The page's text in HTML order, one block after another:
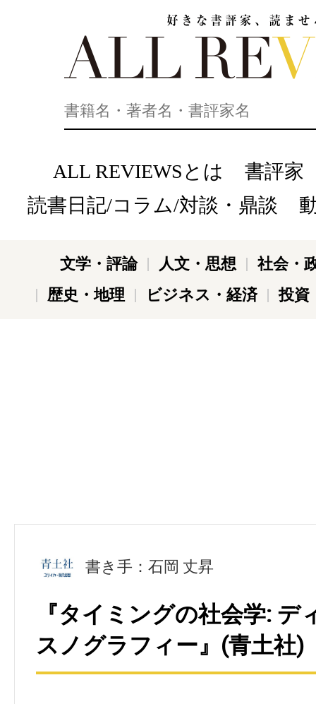
ALL REVIEWSとは
書評家
読書日記/コラム/対談・鼎談
文学・評論 人文・思想
社会・
歴史・地理
ビジネス・経済 投資
書き手：石岡 丈昇
『タイミングの社会学:
スノグラフィー』(青土社)